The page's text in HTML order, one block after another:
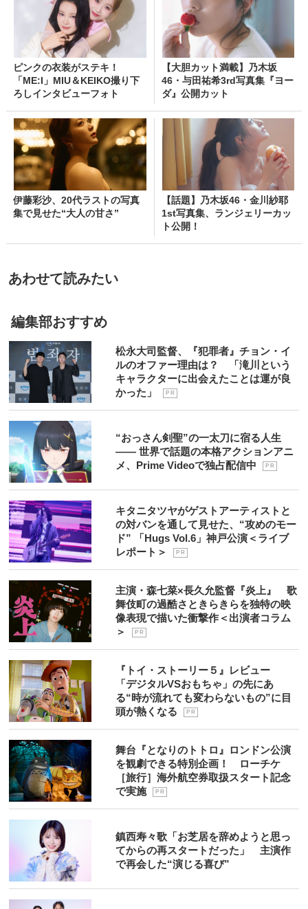
ピンクの衣装がステキ！
「ME:I」MIU＆KEIKO撮り下
ろしインタビューフォト
【大胆カット満載】乃木坂
46・与田祐希3rd写真集『ヨー
ダ』公開カット
伊藤彩沙、20代ラストの写真
集で見せた“大人の甘さ”
【話題】乃木坂46・金川紗耶
1st写真集、ランジェリーカッ
ト公開！
あわせて読みたい
編集部おすすめ
松永大司監督、『犯罪者』チョン・イ
ルのオファー理由は？ 「滝川という
キャラクターに出会えたことは運が良
かった」
P R
“おっさん剣聖”の一太刀に宿る人生
―― 世界で話題の本格アクションアニ
メ、Prime Videoで独占配信中
P R
キタニタツヤがゲストアーティストと
の対バンを通して見せた、“攻めのモー
ド” 「Hugs Vol.6」神戸公演＜ライブ
レポート＞
P R
主演・森七菜×長久允監督『炎上』 歌
舞伎町の過酷さときらきらを独特の映
像表現で描いた衝撃作＜出演者コラム
＞
P R
『トイ・ストーリー５』レビュー
「デジタルVSおもちゃ」の先にあ
る“時が流れても変わらないもの”に目
頭が熱くなる
P R
舞台『となりのトトロ』ロンドン公演
を観劇できる特別企画！ ローチケ
［旅行］海外航空券取扱スタート記念
で実施
P R
鎮西寿々歌「お芝居を辞めようと思っ
てからの再スタートだった」 主演作
で再会した“演じる喜び”